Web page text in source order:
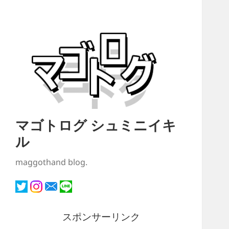
マゴトログ シュミニイキ
ル
maggothand blog.
スポンサーリンク